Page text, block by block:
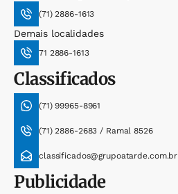
(71) 2886-1613
Demais localidades
71 2886-1613
Classificados
(71) 99965-8961
(71) 2886-2683 / Ramal 8526
classificados@grupoatarde.com.br
Publicidade